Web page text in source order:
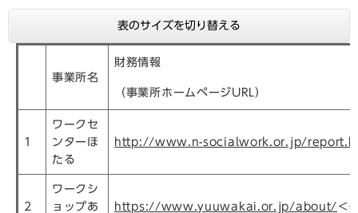
表のサイズを切り替える
事業所名
財務情報
（事業所ホームページURL）
1
ワークセ
ンターほ
たる
http://www.n-socialwork.or.jp/
2
ワークシ
ョップあ
https://www.yuuwakai.or.jp/about/ ＜